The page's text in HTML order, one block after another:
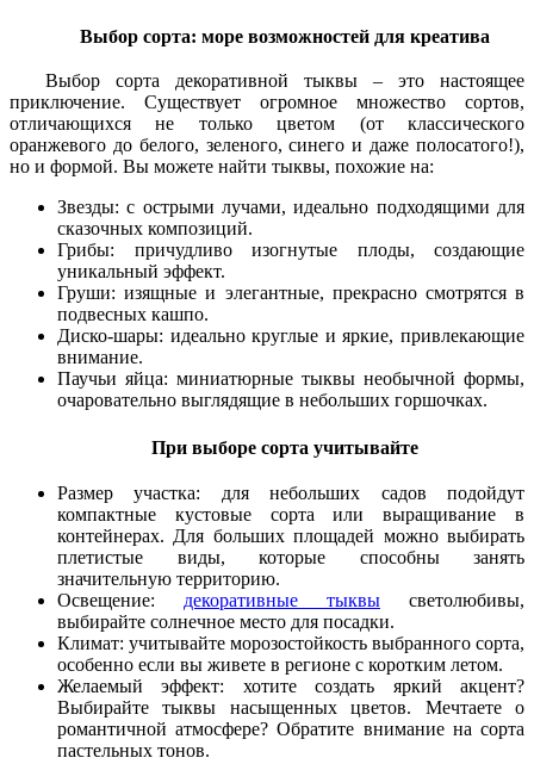
Выбор сорта: море возможностей для креатива
Выбор сорта декоративной тыквы – это настоящее
приключение. Существует огромное множество сортов,
отличающихся не только цветом (от классического
оранжевого до белого, зеленого, синего и даже полосатого!),
но и формой. Вы можете найти тыквы, похожие на:
Звезды: с острыми лучами, идеально подходящими для
сказочных композиций.
Грибы: причудливо изогнутые плоды, создающие
уникальный эффект.
Груши: изящные и элегантные, прекрасно смотрятся в
подвесных кашпо.
Диско-шары: идеально круглые и яркие, привлекающие
внимание.
Паучьи яйца: миниатюрные тыквы необычной формы,
очаровательно выглядящие в небольших горшочках.
При выборе сорта учитывайте
Размер участка: для небольших садов подойдут
компактные кустовые сорта или выращивание в
контейнерах. Для больших площадей можно выбирать
плетистые виды, которые способны занять
значительную территорию.
Освещение: декоративные тыквы светолюбивы,
выбирайте солнечное место для посадки.
Климат: учитывайте морозостойкость выбранного сорта,
особенно если вы живете в регионе с коротким летом.
Желаемый эффект: хотите создать яркий акцент?
Выбирайте тыквы насыщенных цветов. Мечтаете о
романтичной атмосфере? Обратите внимание на сорта
пастельных тонов.